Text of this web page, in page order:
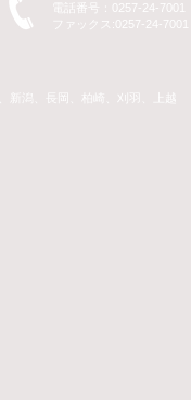
電話番号：0257-24-7001
ファックス:0257-24-7001
潟、長岡、柏崎、刈羽、上越